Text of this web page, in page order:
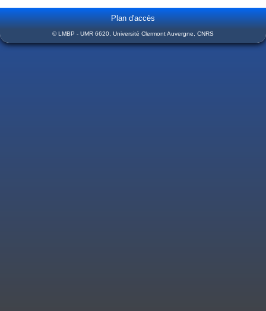
Plan d'accès
© LMBP - UMR 6620, Université Clermont Auvergne, CNRS